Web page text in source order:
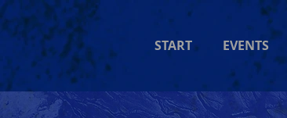
START EVENTS